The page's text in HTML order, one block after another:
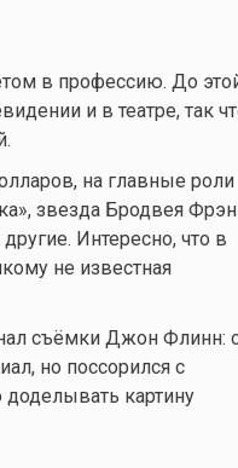
в профессию. До
и в театре, так
на главные роли
звезда Бродвея
Интересно, что в
не известная
съёмки Джон Флинн:
но поссорился с
картину